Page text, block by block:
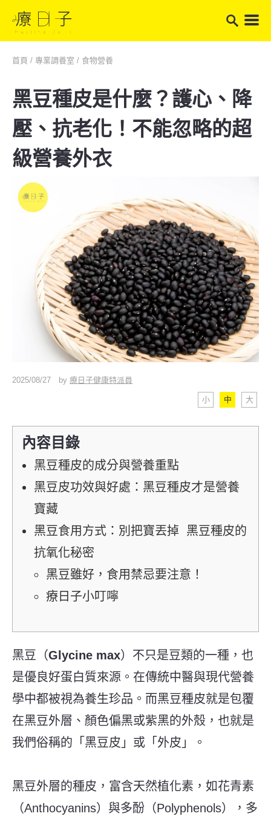
首頁 / 專業調養室 / 食物營養
黑豆種皮是什麼？護心、降
壓、抗老化！不能忽略的超
級營養外衣
2025/08/27 by 療日子健康特派員
小 中 大
內容目錄
黑豆種皮的成分與營養重點
黑豆皮功效與好處：黑豆種皮才是營養
寶藏
黑豆食用方式：別把寶丟掉 黑豆種皮的
抗氧化秘密
黑豆雖好，食用禁忌要注意！
療日子小叮嚀
黑豆（Glycine max）不只是豆類的一種，也
是優良好蛋白質來源。在傳統中醫與現代營養
學中都被視為養生珍品。而黑豆種皮就是包覆
在黑豆外層、顏色偏黑或紫黑的外殼，也就是
我們俗稱的「黑豆皮」或「外皮」。
黑豆外層的種皮，富含天然植化素，如花青素
（Anthocyanins）與多酚（Polyphenols），多